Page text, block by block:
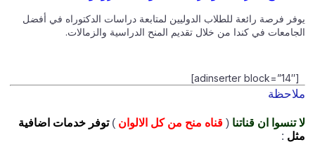
يوفر فرصة رائعة للطلاب الدوليين لمتابعة دراسات الدكتوراه في أفضل
الجامعات في كندا من خلال تقديم المنح الدراسية والزمالات.
[adinserter block=”14″]
ملاحظة
لا تنسوا ان قناتنا ( قناه منح من كل الالوان )توفر خدمات اضافية
مثل :